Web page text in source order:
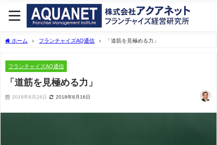
ホーム フランチャイズAQ通信 「道筋を見極める力」
フランチャイズAQ通信
「道筋を見極める力」
2018年8月24日 2018年8月16日